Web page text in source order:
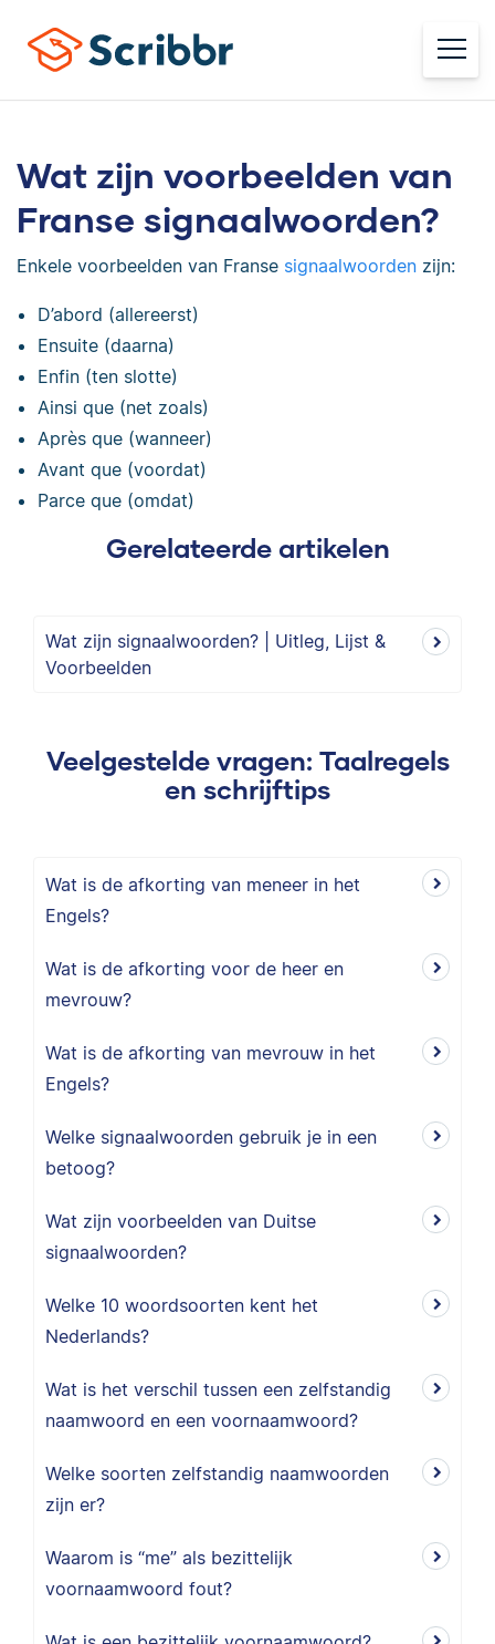
Wat zijn voorbeelden van
Franse signaalwoorden?
Enkele voorbeelden van Franse signaalwoorden zijn:
D’abord (allereerst)
Ensuite (daarna)
Enfin (ten slotte)
Ainsi que (net zoals)
Après que (wanneer)
Avant que (voordat)
Parce que (omdat)
Gerelateerde artikelen
Wat zijn signaalwoorden? | Uitleg, Lijst &
Voorbeelden
Veelgestelde vragen: Taalregels
en schrijftips
Wat is de afkorting van meneer in het
Engels?
Wat is de afkorting voor de heer en
mevrouw?
Wat is de afkorting van mevrouw in het
Engels?
Welke signaalwoorden gebruik je in een
betoog?
Wat zijn voorbeelden van Duitse
signaalwoorden?
Welke 10 woordsoorten kent het
Nederlands?
Wat is het verschil tussen een zelfstandig
naamwoord en een voornaamwoord?
Welke soorten zelfstandig naamwoorden
zijn er?
Waarom is “me” als bezittelijk
voornaamwoord fout?